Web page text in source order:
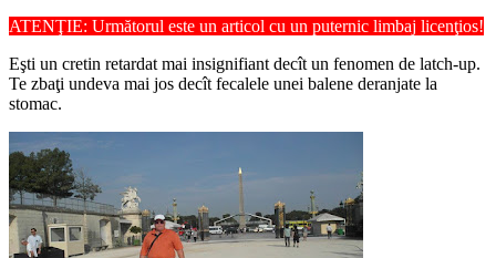
ATENŢIE: Următorul este un articol cu un puternic limbaj licenţios!
Eşti un cretin retardat mai insignifiant decît un fenomen de latch-up.
Te zbaţi undeva mai jos decît fecalele unei balene deranjate la
stomac.